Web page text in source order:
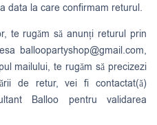
data la care confirmam returul.
te rugăm să anunți returul prin
balloopartyshop@gmail.com,
mailului, te rugăm să precizezi
de retur, vei fi contactat(ă)
Balloo pentru validarea